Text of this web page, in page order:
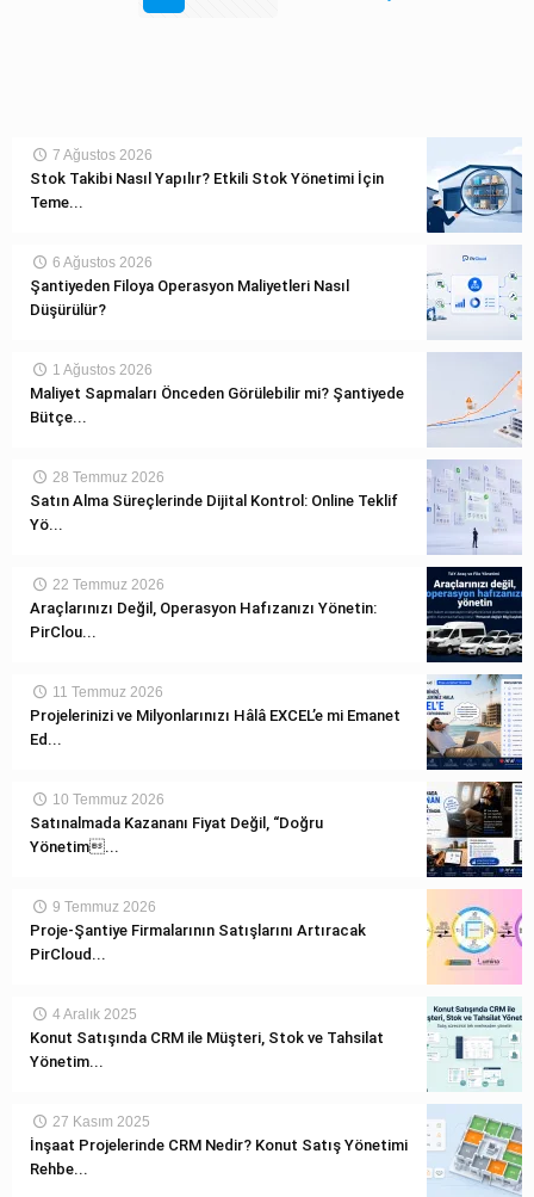
7 Ağustos 2026
Stok Takibi Nasıl Yapılır? Etkili Stok Yönetimi İçin
Teme...
6 Ağustos 2026
Şantiyeden Filoya Operasyon Maliyetleri Nasıl
Düşürülür?
1 Ağustos 2026
Maliyet Sapmaları Önceden Görülebilir mi? Şantiyede
Bütçe...
28 Temmuz 2026
Satın Alma Süreçlerinde Dijital Kontrol: Online Teklif
Yö...
22 Temmuz 2026
Araçlarınızı Değil, Operasyon Hafızanızı Yönetin:
PirClou...
11 Temmuz 2026
Projelerinizi ve Milyonlarınızı Hâlâ EXCEL’e mi Emanet
Ed...
10 Temmuz 2026
Satınalmada Kazananı Fiyat Değil, “Doğru
Yönetim...
9 Temmuz 2026
Proje-Şantiye Firmalarının Satışlarını Artıracak
PirCloud...
4 Aralık 2025
Konut Satışında CRM ile Müşteri, Stok ve Tahsilat
Yönetim...
27 Kasım 2025
İnşaat Projelerinde CRM Nedir? Konut Satış Yönetimi
Rehbe...